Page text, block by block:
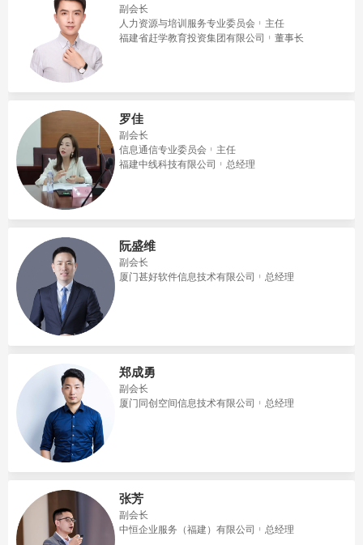
副会长
人力资源与培训服务专业委员会
主任
福建省赶学教育投资集团有限公司
董事长
罗佳
副会长
信息通信专业委员会
主任
福建中线科技有限公司
总经理
阮盛维
副会长
厦门甚好软件信息技术有限公司
总经理
郑成勇
副会长
​厦门同创空间信息技术有限公司
总经理
张芳
副会长
中恒企业服务（福建）有限公司
总经理